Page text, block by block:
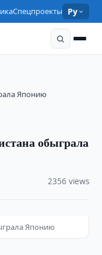
Спецпроекты Ру
Японию
обыграла
2356 views
Японию